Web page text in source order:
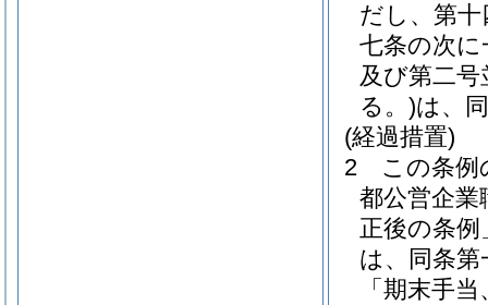
だし、第
七条の次
及び第二
る。)は、
(経過措置)
2
この条
都公営企
正後の条
は、同条
「期末手